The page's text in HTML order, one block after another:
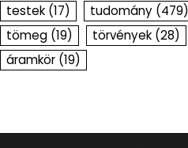
testek (17) tudomány (479)
tömeg (19) törvények (28)
áramkör (19)